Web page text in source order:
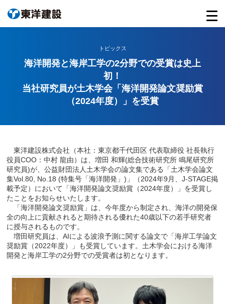
トピックス
海洋開発と海岸工学の2分野での受賞は史上
初！
当社研究員が土木学会「海洋開発論文奨励賞
（2024年度）」を受賞
東洋建設株式会社（本社：東京都千代田区 代表取締役 社長執行
役員COO：中村 龍由）は、増田 和輝(総合技術研究所 鳴尾研究所
研究員)が、公益財団法人土木学会の論文集である「土木学会論文
集Vol.80, No.18 (特集号「海洋開発」)」（2024年9月、J-STAGE掲
載予定）において「海洋開発論文奨励賞（2024年度）」を受賞し
たことをお知らせいたします。
「海洋開発論文奨励賞」は、今年度から制定され、海洋の開発保
全の向上に貢献されると期待される優れた40歳以下の若手研究者
に授与されるものです。
増田研究員は、AIによる波浪予測に関する論文で「海岸工学論文
奨励賞（2022年度）」も受賞しています。土木学会における海洋
開発と海岸工学の2分野での受賞者は初となります。